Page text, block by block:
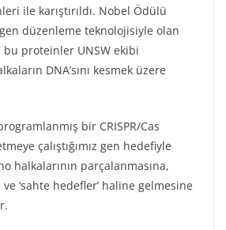
ile karıştırıldı. Nobel Ödülü
gen düzenleme teknolojisiyle olan
proteinler UNSW ekibi
DNA’sını kesmek üzere
bir CRISPR/Cas
çalıştığımız gen hedefiyle
halkalarının parçalanmasına,
‘sahte hedefler’ haline gelmesine